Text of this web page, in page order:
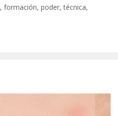
,formación,poder,técnica,